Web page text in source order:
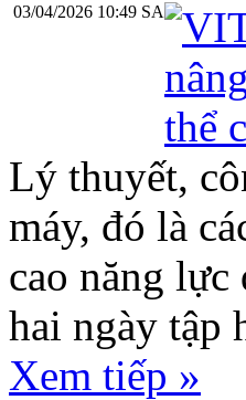
03/04/2026 10:49 SA
Lý thuyết,
máy, đó là
cao năng
hai ngày tập
Xem tiếp »